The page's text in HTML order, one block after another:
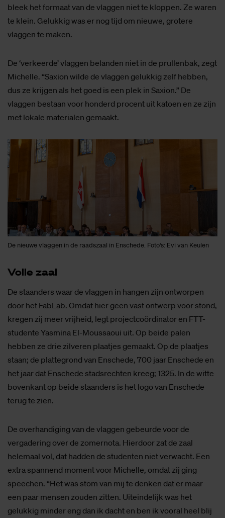
bleek het formaat van de vlaggen niet te kloppen. Ze waren
te klein. Gelukkig was er nog tijd om nieuwe, grotere
vlaggen te maken.
De ‘verkeerde’ vlaggen belanden niet in de prullenbak, zegt
Michelle. “Saxion wilde de vlaggen gelukkig zelf hebben,
dus ze krijgen als het goed is een plek in Saxion.” De
vlaggen bestaan voor honderd procent uit katoen en ze zijn
met lokale materialen gemaakt.
De nieuwe vlaggen in de raadszaal in Enschede. Foto's: Evi van Keulen
Vol­le zaal
De staanders waar de vlaggen in hangen zijn ontworpen
door het FabLab. Omdat hier geen vast ontwerp voor stond,
kregen zij meer vrijheid, legt projectcoördinator en FTT-
studente Yasmina El-Moussaoui uit. Op beide palen
hebben ze drie zilveren plaatjes gemaakt. Op de plaatjes
staan; de plattegrond van Enschede, 700 jaar Enschede en
het jaar dat Enschede stadsrechten kreeg; 1325. In de witte
bovenkant op beide staanders is het logo van Enschede
terug te zien.
De overhandiging van de vlaggen gebeurde voor de
vergadering over de zomernota. Hierdoor zat de zaal
helemaal vol, dat hadden de studenten niet verwacht. Een
extra spannend moment voor Michelle, omdat zij ging
speechen. “Het was stom van mij te denken dat er maar
een paar mensen zouden zitten. Uiteindelijk was het
gelukkig minder eng dan ik dacht en ben ik vooral heel blij